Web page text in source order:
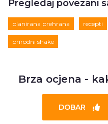
Pregledaj povezani
planirana prehrana recepti
prirodni shake
Brza ocjena -
DOBAR